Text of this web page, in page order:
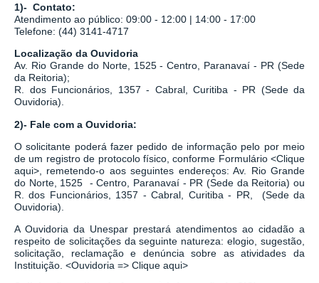
1)- Contato:
Atendimento ao público: 09:00 - 12:00 | 14:00 - 17:00
Telefone: (44) 3141-4717
Localização da Ouvidoria
Av. Rio Grande do Norte, 1525 - Centro, Paranavaí - PR (Sede
da Reitoria);
R. dos Funcionários, 1357 - Cabral, Curitiba - PR (Sede da
Ouvidoria).
2)- Fale com a Ouvidoria:
O solicitante poderá fazer pedido de informação pelo por meio
de um registro de protocolo físico, conforme Formulário <Clique
aqui> , remetendo-o aos seguintes endereços: Av. Rio Grande
do Norte, 1525 - Centro, Paranavaí - PR (Sede da Reitoria) ou
R. dos Funcionários, 1357 - Cabral, Curitiba - PR,
(Sede da
Ouvidoria).
A Ouvidoria da Unespar prestará atendimentos ao cidadão a
respeito de solicitações da seguinte natureza: elogio, sugestão,
solicitação, reclamação e denúncia sobre as atividades da
Instituição. <Ouvidoria => Clique aqui>